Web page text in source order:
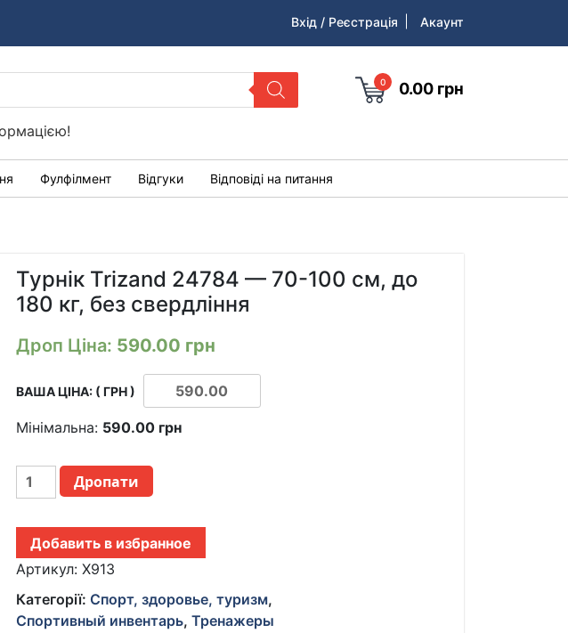
Вхід / Реєстрація Акаунт
0 0.00 грн
Фулфілмент Відгуки Відповіді на питання
Турнік Trizand 24784 — 70-100 см, до
180 кг, без свердління
Дроп Ціна: 590.00 грн
ВАША ЦІНА: ( ГРН )
Мінімальна: 590.00 грн
ТУРНИК
TRIZAND
—
70-
100
ДО
180
Дропати
Добавить в избранное
Артикул:X913
Категорії: Спорт, здоровье, туризм,
Спортивный инвентарь,Тренажеры